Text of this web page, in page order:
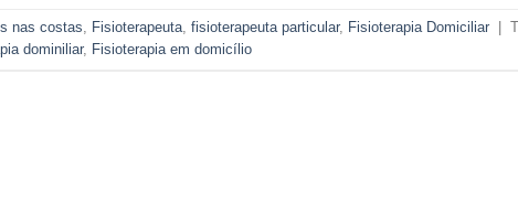
nas costas, Fisioterapeuta, fisioterapeuta particular, Fisioterapia Domiciliar
dominiliar, Fisioterapia em domicílio